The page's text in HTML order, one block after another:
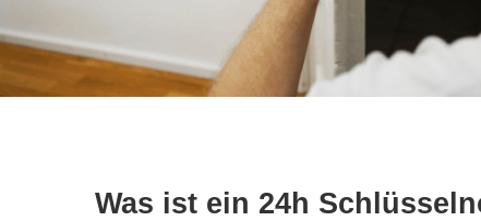
Was ist ein 24h